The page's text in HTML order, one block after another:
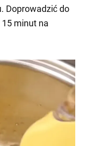
Doprowadzić do
minut na